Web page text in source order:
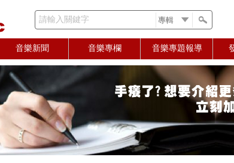
請輸入關鍵字
音樂新聞 音樂專欄 音樂專題報導